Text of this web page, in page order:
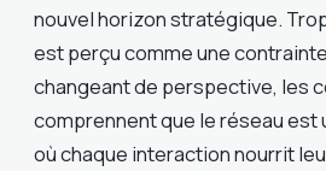
nouvel horizon stratégique.
est perçu comme une
changeant de perspective, les
comprennent que le réseau est
où chaque interaction nourrit